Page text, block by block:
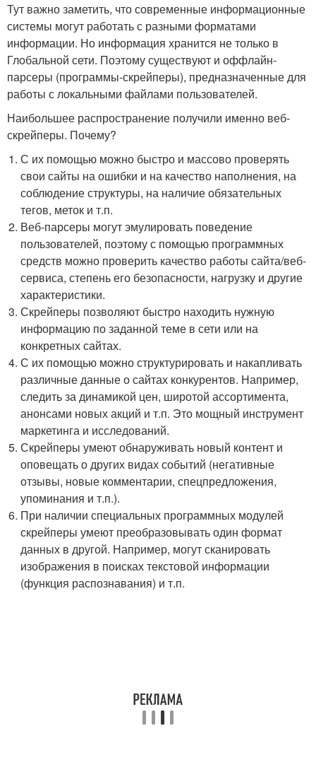
Тут важно заметить, что современные информационные
системы могут работать с разными форматами
информации. Но информация хранится не только в
Глобальной сети. Поэтому существуют и оффлайн-
парсеры (программы-скрейперы), предназначенные для
работы с локальными файлами пользователей.
Наибольшее распространение получили именно веб-
скрейперы. Почему?
С их помощью можно быстро и массово проверять
свои сайты на ошибки и на качество наполнения, на
соблюдение структуры, на наличие обязательных
тегов, меток и т.п.
Веб-парсеры могут эмулировать поведение
пользователей, поэтому с помощью программных
средств можно проверить качество работы сайта/веб-
сервиса, степень его безопасности, нагрузку и другие
характеристики.
Скрейперы позволяют быстро находить нужную
информацию по заданной теме в сети или на
конкретных сайтах.
С их помощью можно структурировать и накапливать
различные данные о сайтах конкурентов. Например,
следить за динамикой цен, широтой ассортимента,
анонсами новых акций и т.п. Это мощный инструмент
маркетинга и исследований.
Скрейперы умеют обнаруживать новый контент и
оповещать о других видах событий (негативные
отзывы, новые комментарии, спецпредложения,
упоминания и т.п.).
При наличии специальных программных модулей
скрейперы умеют преобразовывать один формат
данных в другой. Например, могут сканировать
изображения в поисках текстовой информации
(функция распознавания) и т.п.